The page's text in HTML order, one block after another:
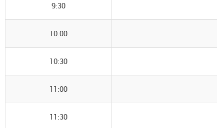
9:30
10:00
10:30
11:00
11:30